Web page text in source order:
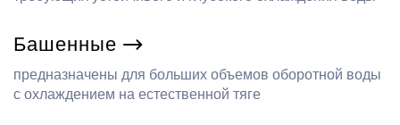
Башенные
предназначены для больших объемов оборотной воды
с охлаждением на естественной тяге